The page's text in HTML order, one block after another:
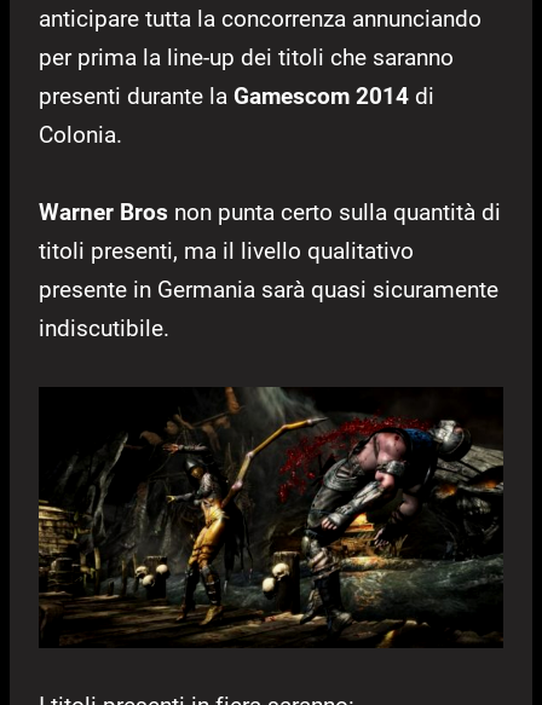
anticipare tutta la concorrenza annunciando
per prima la line-up dei titoli che saranno
presenti durante la Gamescom 2014 di
Colonia.
Warner Bros non punta certo sulla quantità di
titoli presenti, ma il livello qualitativo
presente in Germania sarà quasi sicuramente
indiscutibile.